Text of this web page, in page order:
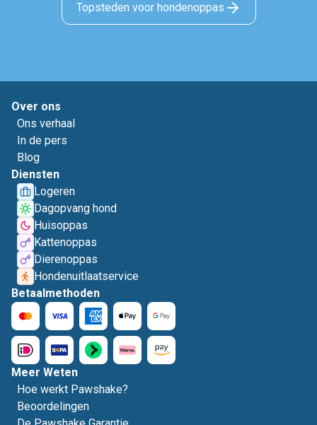
Topsteden voor hondenoppas
Over ons
Ons verhaal
In de pers
Blog
Diensten
Logeren
Dagopvang hond
Huisoppas
Kattenoppas
Dierenoppas
Hondenuitlaatservice
Betaalmethoden
Meer Weten
Hoe werkt Pawshake?
Beoordelingen